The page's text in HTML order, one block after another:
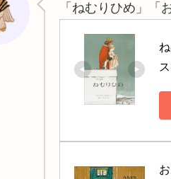
「ねむりひめ」「